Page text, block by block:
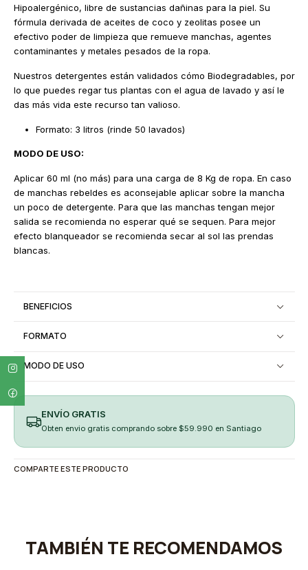
Hipoalergénico, libre de sustancias dañinas para la piel. Su
fórmula derivada de aceites de coco y zeolitas posee un
efectivo poder de limpieza que remueve manchas, agentes
contaminantes y metales pesados de la ropa.
Nuestros detergentes están validados cómo Biodegradables, por
lo que puedes regar tus plantas con el agua de lavado y así le
das más vida este recurso tan valioso.
Formato: 3 litros (rinde 50 lavados)
MODO DE USO:
Aplicar 60 ml (no más) para una carga de 8 Kg de ropa. En caso
de manchas rebeldes es aconsejable aplicar sobre la mancha
un poco de detergente. Para que las manchas tengan mejor
salida se recomienda no esperar qué se sequen. Para mejor
efecto blanqueador se recomienda secar al sol las prendas
blancas.
BENEFICIOS
FORMATO
MODO DE USO
ENVÍO GRATIS
Obten envio gratis comprando sobre $59.990 en Santiago
COMPARTE ESTE PRODUCTO
TAMBIÉN TE RECOMENDAMOS